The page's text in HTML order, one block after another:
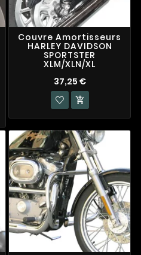
Couvre Amortisseurs
HARLEY DAVIDSON
SPORTSTER
XLM/XLN/XL
37,25 €
